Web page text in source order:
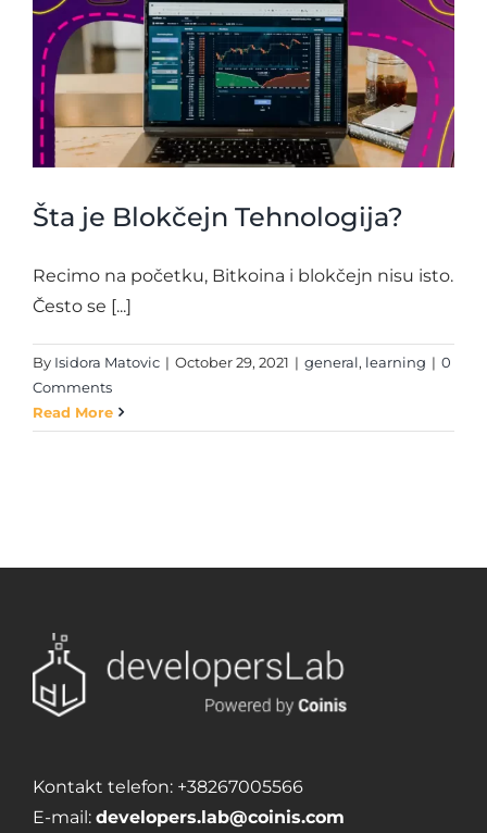
Šta je Blokčejn Tehnologija?
Recimo na početku, Bitkoina i blokčejn nisu isto.
Često se [...]
By Isidora Matovic | October 29, 2021 | general, learning | 0
Comments
Read More
Kontakt telefon: +38267005566
E-mail: developers.lab@coinis.com